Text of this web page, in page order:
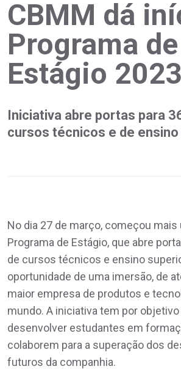
CBMM dá
Programa de
Estágio 2023
Iniciativa abre portas para
cursos técnicos e de ensino
No dia 27 de março, começou mais
Programa de Estágio, que abre
de cursos técnicos e ensino
oportunidade de uma imersão, de
maior empresa de produtos e
mundo. A iniciativa tem por objetivo
desenvolver estudantes em
colaborem para a superação dos
futuros da companhia.